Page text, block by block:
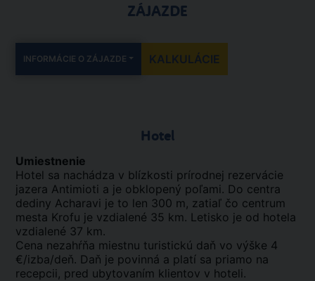
ZÁJAZDE
INFORMÁCIE O ZÁJAZDE KALKULÁCIE
Hotel
Umiestnenie
Hotel sa nachádza v blízkosti prírodnej rezervácie
jazera Antimioti a je obklopený poľami. Do centra
dediny Acharavi je to len 300 m, zatiaľ čo centrum
mesta Krofu je vzdialené 35 km. Letisko je od hotela
vzdialené 37 km.
Cena nezahŕňa miestnu turistickú daň vo výške 4
€/izba/deň. Daň je povinná a platí sa priamo na
recepcii, pred ubytovaním klientov v hoteli.